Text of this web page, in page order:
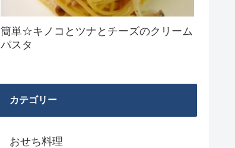
簡単☆キノコとツナとチーズのクリーム
パスタ
カテゴリー
おせち料理